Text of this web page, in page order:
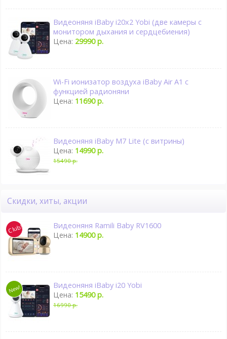
Видеоняня iBaby i20x2 Yobi (две камеры с
монитором дыхания и сердцебиения)
Цена: 29990 р.
Wi-Fi ионизатор воздуха iBaby Air A1 с
функцией радионяни
Цена: 11690 р.
Видеоняня iBaby M7 Lite (с витрины)
Цена: 14990 р.
15490 р.
Скидки, хиты, акции
Видеоняня Ramili Baby RV1600
Цена: 14900 р.
Видеоняня iBaby i20 Yobi
Цена: 15490 р.
16990 р.